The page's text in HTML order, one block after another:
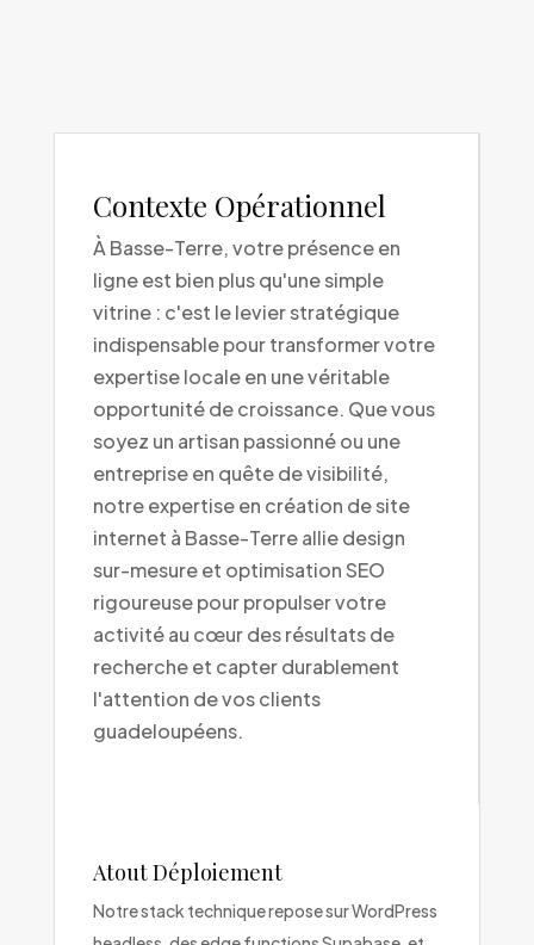
Contexte Opérationnel
À Basse-Terre, votre présence en
ligne est bien plus qu'une simple
vitrine : c'est le levier stratégique
indispensable pour transformer votre
expertise locale en une véritable
opportunité de croissance. Que vous
soyez un artisan passionné ou une
entreprise en quête de visibilité,
notre expertise en création de site
internet à Basse-Terre allie design
sur-mesure et optimisation SEO
rigoureuse pour propulser votre
activité au cœur des résultats de
recherche et capter durablement
l'attention de vos clients
guadeloupéens.
Atout Déploiement
Notre stack technique repose sur WordPress